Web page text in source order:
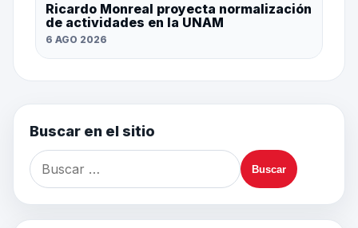
Ricardo Monreal proyecta normalización
de actividades en la UNAM
6 AGO 2026
Buscar en el sitio